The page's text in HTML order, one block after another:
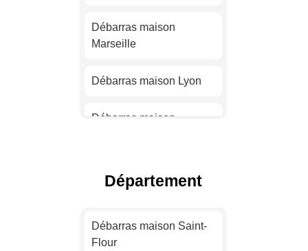
Débarras maison
Marseille
Débarras maison Lyon
Débarras maison
Débarras maison Nice
Débarras maison
Département
Débarras maison Saint-
Flour